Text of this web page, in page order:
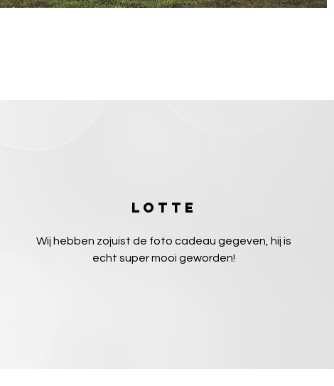
Lotte
Wij hebben zojuist de foto cadeau gegeven, hij is
echt super mooi geworden!